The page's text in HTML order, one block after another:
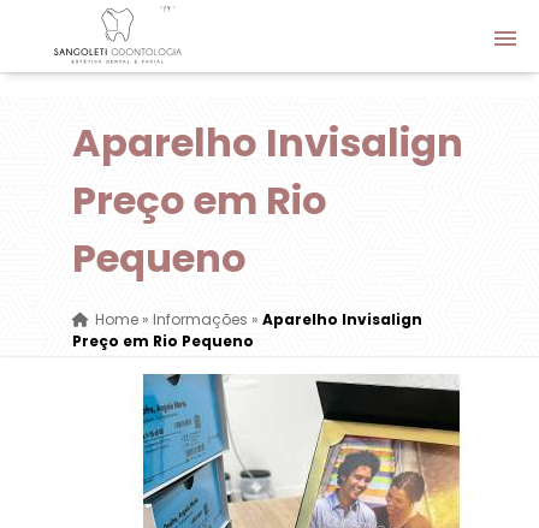
Aparelho Invisalign
Preço em Rio
Pequeno
Home» Informações » Aparelho Invisalign
Preço em Rio Pequeno